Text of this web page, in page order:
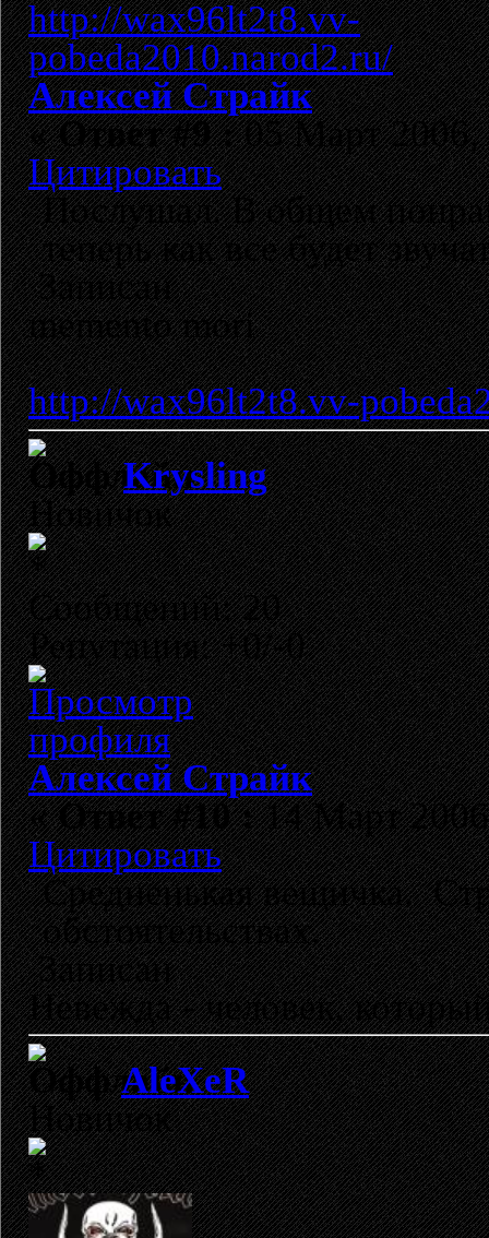
Алексей Страйк
«Ответ #9 :05 Март 2006,
Цитировать
Послушал. В общем
теперь как все будет
Записан
memento mori
http://wax96lt2t8.vv-
Krysling
Новичок
Сообщений: 20
Репутация: +0/-0
Алексей Страйк
«Ответ #10 :14 Март
Цитировать
Cредненькая вещичка.
обстоятельствах.
Записан
Невежда - человек,
AleXeR
Новичок